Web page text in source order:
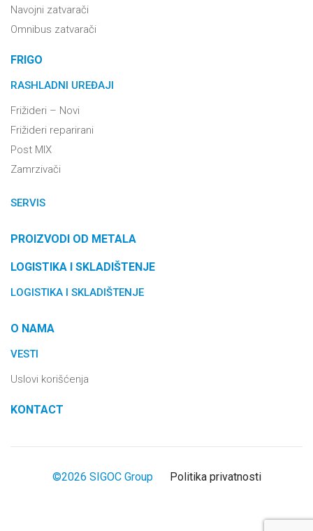
Navojni zatvarači
Omnibus zatvarači
FRIGO
RASHLADNI UREĐAJI
Frižideri – Novi
Frižideri reparirani
Post MIX
Zamrzivači
SERVIS
PROIZVODI OD METALA
LOGISTIKA I SKLADIŠTENJE
LOGISTIKA I SKLADIŠTENJE
O NAMA
VESTI
Uslovi korišćenja
KONTACT
©2026 SIGOC Group Politika privatnosti